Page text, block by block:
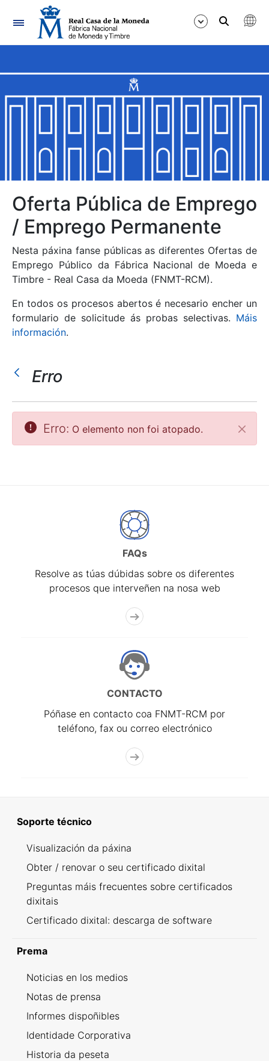
Navegación
Mostrar/Ocultar
Mostrar/Ocultar
Mostrar/Ocultar
Mostrar/Ocultar
Mostrar/Ocultar
Oferta Pública de Emprego
/ Emprego Permanente
Nesta páxina fanse públicas as diferentes Ofertas de
Emprego Público da Fábrica Nacional de Moeda e
Timbre - Real Casa da Moeda (FNMT-RCM).
En todos os procesos abertos é necesario encher un
formulario de solicitude ás probas selectivas. Máis
información.
Erro
Erro: O elemento non foi atopado.
FAQs
Resolve as túas dúbidas sobre os diferentes
procesos que interveñen na nosa web
CONTACTO
Póñase en contacto coa FNMT-RCM por
teléfono, fax ou correo electrónico
Soporte técnico
Visualización da páxina
Obter / renovar o seu certificado dixital
Preguntas máis frecuentes sobre certificados
dixitais
Certificado dixital: descarga de software
Prema
Noticias en los medios
Notas de prensa
Informes dispoñibles
Identidade Corporativa
Historia da peseta